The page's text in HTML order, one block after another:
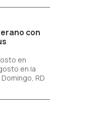
con
en
en la
RD